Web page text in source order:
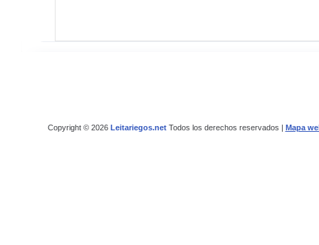
Copyright © 2026 Leitariegos.netTodos los derechos reservados | Mapa